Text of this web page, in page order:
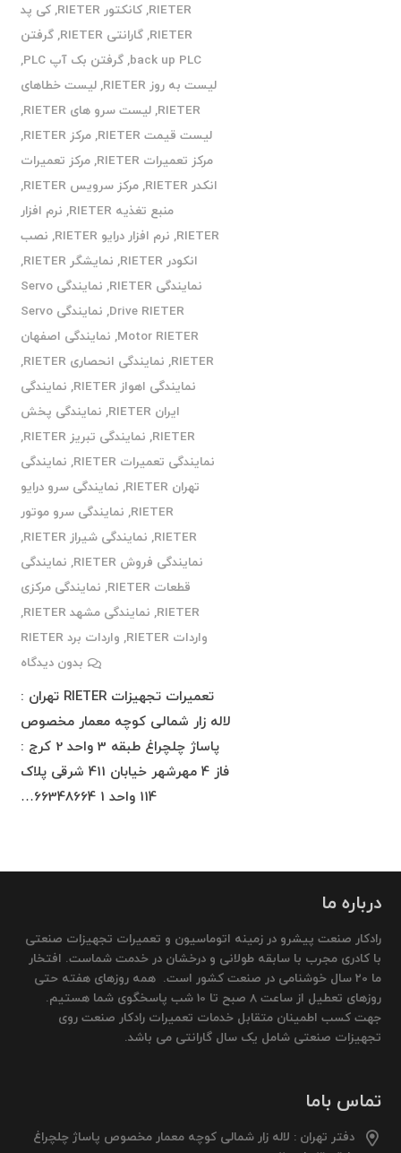
RIETER
,کانکتور RIETER ,کی پد
RIETER
,گارانتی RIETER ,گرفتن
back up PLC
,گرفتن بک آپ PLC
,
لیست به روز RIETER
,لیست خطاهای
RIETER
,لیست سرو های RIETER
,
لیست قیمت RIETER
,مرکز RIETER
,
مرکز تعمیرات RIETER
,مرکز تعمیرات
انکدر RIETER
,مرکز سرویس RIETER
,
منبع تغذیه RIETER
, نرم افزار
RIETER
, نرم افزار درایو RIETER , نصب
انکودر RIETER
, نمایشگر RIETER
,
نمایندگی RIETER
,
نمایندگی Servo
Drive RIETER
,
نمایندگی Servo
Motor RIETER
, نمایندگی اصفهان
RIETER
, نمایندگی انحصاری RIETER
,
نمایندگی اهواز RIETER
, نمایندگی
ایران RIETER
, نمایندگی پخش
RIETER
, نمایندگی تبریز RIETER
,
نمایندگی تعمیرات RIETER
, نمایندگی
تهران RIETER
, نمایندگی سرو درایو
RIETER
, نمایندگی سرو موتور
RIETER
, نمایندگی شیراز RIETER
,
نمایندگی فروش RIETER
, نمایندگی
قطعات RIETER
, نمایندگی مرکزی
RIETER
, نمایندگی مشهد RIETER
,
واردات RIETER
, واردات برد RIETER
بدون دیدگاه
تعمیرات تجهیزات RIETER تهران :
لاله زار شمالی کوچه معمار مخصوص
پاساژ چلچراغ طبقه 3 واحد 2 کرج :
فاز 4 مهرشهر خیابان 411 شرقی پلاک
114 واحد 1 66348664…
درباره ما
رادکار صنعت پیشرو در زمینه اتوماسیون و تعمیرات تجهیزات صنعتی
با کادری مجرب با سابقه طولانی و درخشان در خدمت شماست. افتخار
ما 20 سال خوشنامی در صنعت کشور است. همه روزهای هفته حتی
روزهای تعطیل از ساعت 8 صبح تا 10 شب پاسخگوی شما هستیم.
جهت کسب اطمینان متقابل خدمات تعمیرات رادکار صنعت روی
تجهیزات صنعتی شامل یک سال گارانتی می باشد.
تماس باما
دفتر تهران : لاله زار شمالی کوچه معمار مخصوص پاساژ چلچراغ